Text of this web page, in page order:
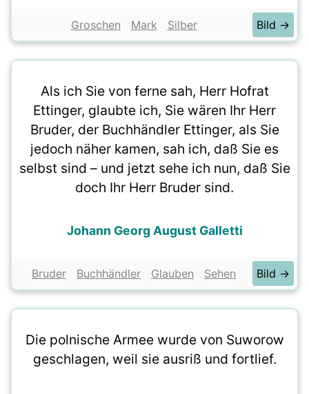
Groschen Mark Silber Bild →
Als ich Sie von ferne sah, Herr Hofrat
Ettinger, glaubte ich, Sie wären Ihr Herr
Bruder, der Buchhändler Ettinger, als Sie
jedoch näher kamen, sah ich, daß Sie es
selbst sind – und jetzt sehe ich nun, daß Sie
doch Ihr Herr Bruder sind.
Johann Georg August Galletti
Bruder Buchhändler Glauben Sehen Bild →
Die polnische Armee wurde von Suworow
geschlagen, weil sie ausriß und fortlief.